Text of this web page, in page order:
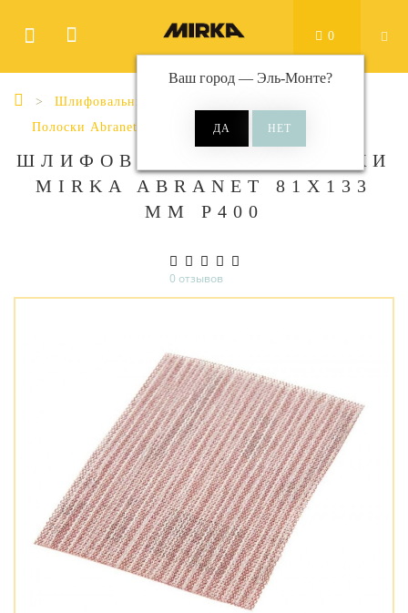
Ваш город — Эль-Монте?
0
Шлифовальные материалы
Полоски Abranet
Abranet 81x133 мм
ШЛИФОВАЛЬНЫЕ ПОЛОСКИ
MIRKA ABRANET 81X133
ММ P400
0 отзывов